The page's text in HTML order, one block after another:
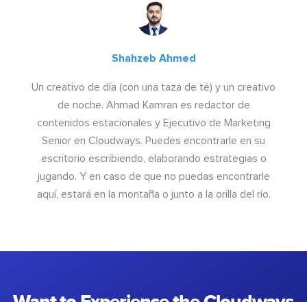
Shahzeb Ahmed
Un creativo de día (con una taza de té) y un creativo
de noche. Ahmad Kamran es redactor de
contenidos estacionales y Ejecutivo de Marketing
Senior en Cloudways. Puedes encontrarle en su
escritorio escribiendo, elaborando estrategias o
jugando. Y en caso de que no puedas encontrarle
aquí, estará en la montaña o junto a la orilla del río.